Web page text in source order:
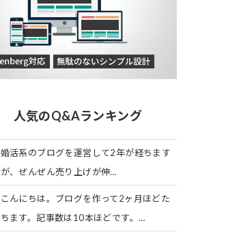
人気のQ&Aランキング
婚活系のブログを運営して2年が経ちます
が、ぜんぜん売り上げが伸…
こんにちは。ブログを作って2ヶ月ほどた
ちます。記事数は10本ほどです。…